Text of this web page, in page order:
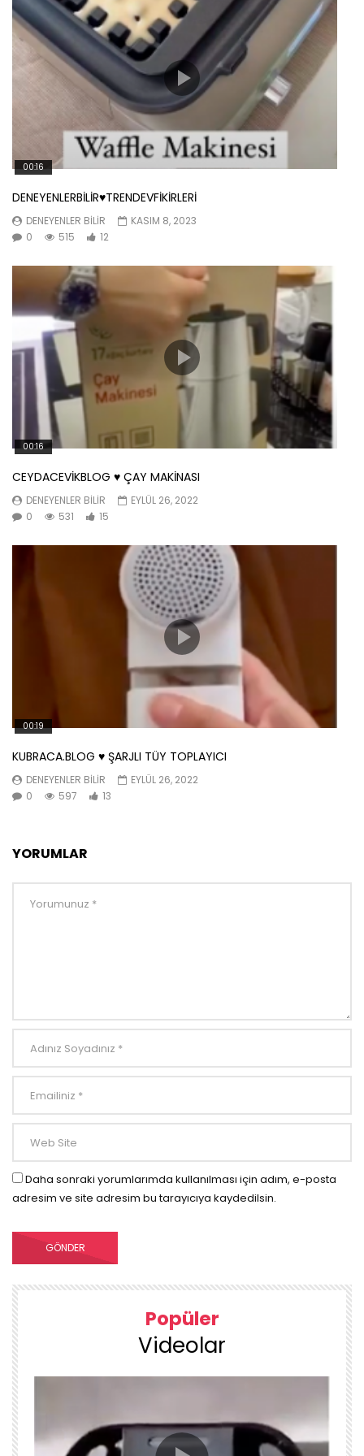
00:16
DENEYENLERBİLİR♥️TRENDEVFİKİRLERİ
DENEYENLER BILIR
KASIM 8, 2023
0
515 12
00:16
CEYDACEVİKBLOG ♥️ ÇAY MAKİNASI
DENEYENLER BILIR
EYLÜL 26, 2022
0
531 15
00:19
KUBRACA.BLOG ♥️ ŞARJLI TÜY TOPLAYICI
DENEYENLER BILIR
EYLÜL 26, 2022
0
597 13
YORUMLAR
Daha sonraki yorumlarımda kullanılması için adım, e-posta
adresim ve site adresim bu tarayıcıya kaydedilsin.
Popüler
Videolar